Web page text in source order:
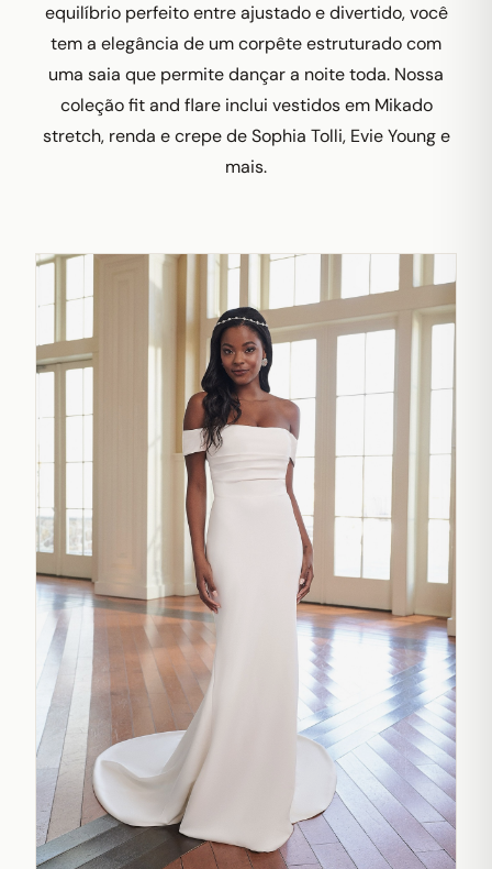
equilíbrio perfeito entre ajustado e divertido, você
tem a elegância de um corpête estruturado com
uma saia que permite dançar a noite toda. Nossa
coleção fit and flare inclui vestidos em Mikado
stretch, renda e crepe de Sophia Tolli, Evie Young e
mais.